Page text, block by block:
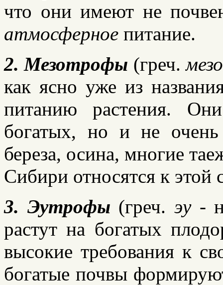
что они имеют не
атмосферное питание.
2. Мезотрофы (греч.
как ясно уже из
питанию растения.
богатых, но и не
береза, осина, многие
Сибири относятся к этой
3. Эутрофы (греч.эу-
растут на богатых
высокие требования к
богатые почвы